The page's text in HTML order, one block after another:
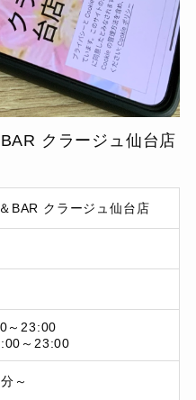
クラージュ仙台店
BAR クラージュ仙台店
～23:00
～23:00
～